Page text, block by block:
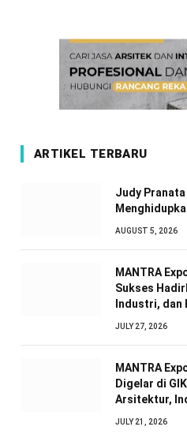
ARTIKEL TERBARU
Judy
AUGUST 5, 2026
MANTRA
Sukses
Industri, dan
JULY 27, 2026
MANTRA
Digelar di
Arsitektur,
JULY 21, 2026